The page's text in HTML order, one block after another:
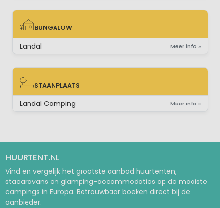
BUNGALOW
BUNGALOW
Landal Meer info »
STAANPLAATS
STAANPLAATS
Landal Camping Meer info »
HUURTENT.NL
Vind en vergelijk het grootste aanbod huurtenten,
stacaravans en glamping-accommodaties op de mooiste
campings in Europa. Betrouwbaar boeken direct bij de
aanbieder.